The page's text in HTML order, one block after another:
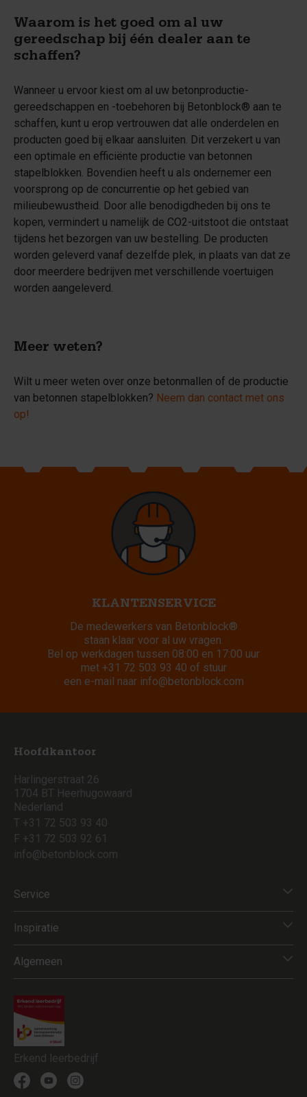
Waarom is het goed om al uw
gereedschap bij één dealer aan te
schaffen?
Wanneer u ervoor kiest om al uw betonproductie-
gereedschappen en -toebehoren bij Betonblock® aan te
schaffen, kunt u erop vertrouwen dat alle onderdelen en
producten goed bij elkaar aansluiten. Dit verzekert u van
een optimale en efficiënte productie van betonnen
stapelblokken. Bovendien heeft u als ondernemer een
voorsprong op de concurrentie op het gebied van
milieubewustheid. Door alle benodigdheden bij ons te
kopen, vermindert u namelijk de CO2-uitstoot die ontstaat
tijdens het bezorgen van uw bestelling. De producten
worden geleverd vanaf dezelfde plek, in plaats van dat ze
door meerdere bedrijven met verschillende voertuigen
worden aangeleverd.
Meer weten?
Wilt u meer weten over onze betonmallen of de productie
van betonnen stapelblokken? Neem dan contact met ons
op!
KLANTENSERVICE
De medewerkers van Betonblock®
staan klaar voor al uw vragen.
Bel op werkdagen tussen 08:00 en 17:00 uur
met +31 72 503 93 40 of stuur
een e-mail naar info@betonblock.com
Hoofdkantoor
Harlingerstraat 26
1704 BT Heerhugowaard
Nederland
T +31 72 503 93 40
F +31 72 503 92 61
info@betonblock.com
Service
Inspiratie
Algemeen
Erkend leerbedrijf